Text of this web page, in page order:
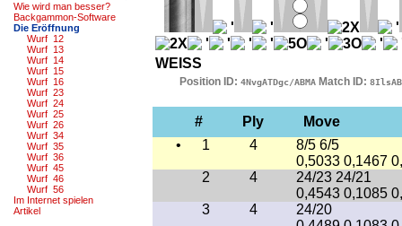
Wie wird man besser?
Backgammon-Software
Die Eröffnung
Wurf 12
Wurf 13
Wurf 14
Wurf 15
Wurf 16
Wurf 23
Wurf 24
Wurf 25
Wurf 26
Wurf 34
Wurf 35
Wurf 36
Wurf 45
Wurf 46
Wurf 56
Im Internet spielen
Artikel
WEISS
Position ID: 4NvgATDgc/ABMA Match ID:
# Ply
Move
•
1 4
8/5 6/5
0,5033 0,1467
2
4
24/23 24/21
0,4543 0,1085
3
4
24/20